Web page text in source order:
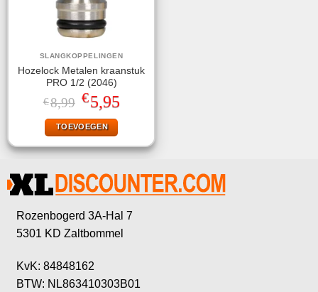
SLANGKOPPELINGEN
Hozelock Metalen kraanstuk
PRO 1/2 (2046)
€8,99 Oorspronkelijke
prijs
was:
€8,99.
€5,95Huidige
prijs
is:
€5,95.
TOEVOEGEN
Rozenbogerd 3A-Hal 7
5301 KD Zaltbommel
KvK: 84848162
BTW: NL863410303B01